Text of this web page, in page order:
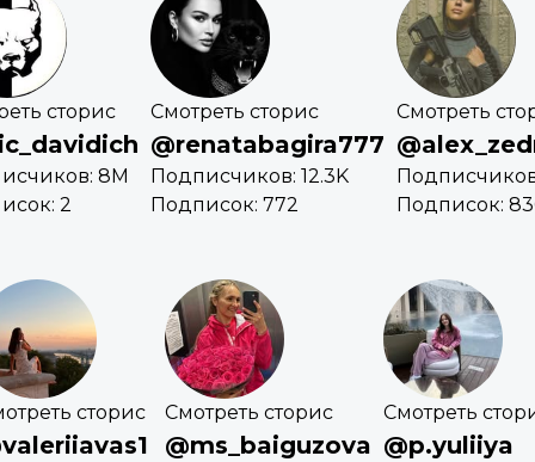
сторис
8M
2
Смотреть сторис
@renatabagira777
Подписчиков: 12.3K
Подписок: 772
Смотреть
Подписок:
сторис Смотреть сторис
@ms_baiguzova
Смотреть
@p.yuliiya